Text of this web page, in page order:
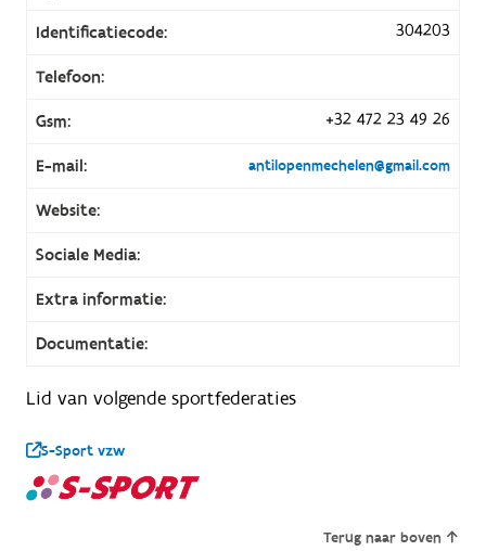
Identificatiecode: 304203
Telefoon:
Gsm: +32 472 23 49 26
E-mail: antilopenmechelen@gmail.com
Website:
Sociale Media:
Extra informatie:
Documentatie:
Lid van volgende sportfederaties
S-Sport vzw
Terug naar boven